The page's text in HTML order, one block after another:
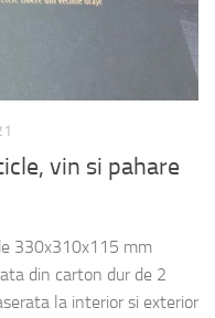
vin si pahare
330x310x115 mm
din carton dur de 2
la interior si exterior